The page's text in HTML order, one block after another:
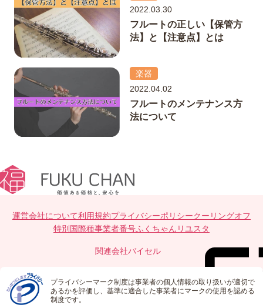
2022.03.30
フルートの正しい【保管方
法】と【注意点】とは
楽器
2022.04.02
フルートのメンテナンス方
法について
運営会社について利用規約プライバシーポリシークーリングオフ
特別国際種事業者番号ふくちゃんリユスタ
関連会社バイセル
プライバシーマーク制度は事業者の個人情報の取り扱いが適切で
あるかを評価し、基準に適合した事業者にマークの使用を認める
制度です。